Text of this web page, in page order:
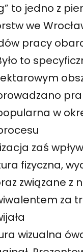
to jedno z
we
pracy
to
w
zaś
fizyczna,
związane z
za
wizualna